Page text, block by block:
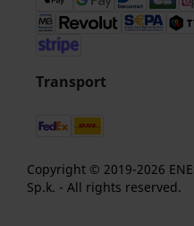
Transport
Copyright © 2019-2026
Sp.k. - All rights reserved.